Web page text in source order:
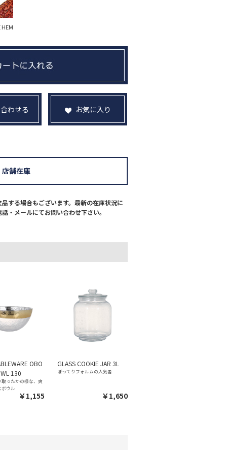
わせる お気に入り
する場合もございます。最新の在庫状況に
・メールにてお問い合わせ下さい。
店舗在庫
OBO
130
ったかの様な、爽
ウル
￥1,155
GLASS COOKIE JAR 3L
ぼってりフォルムの人気者
￥1,650